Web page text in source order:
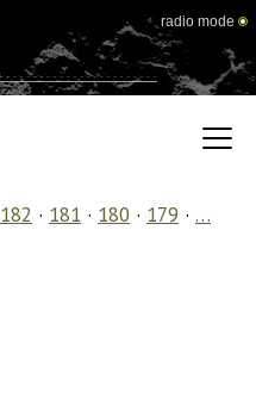
radio mode
182 · 181 · 180 · 179 · …